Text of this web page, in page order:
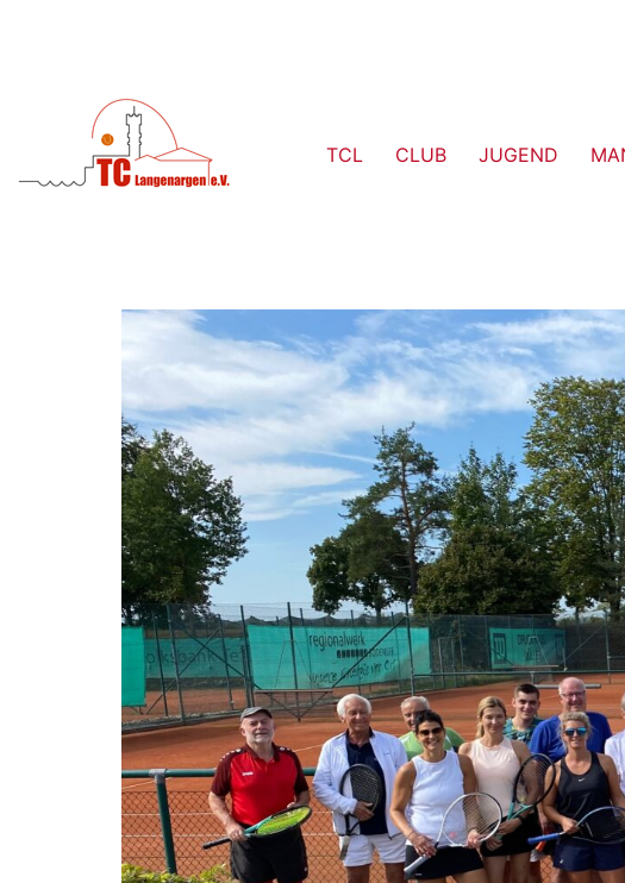
TCL CLUB JUGEND